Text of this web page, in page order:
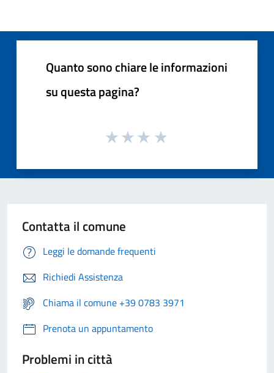
Quanto sono chiare le informazioni
su questa pagina?
Contatta il comune
Leggi le domande frequenti
Richiedi Assistenza
Chiama il comune +39 0783 3971
Prenota un appuntamento
Problemi in città